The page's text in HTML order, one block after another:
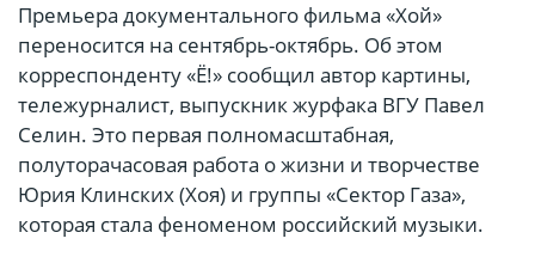
Премьера документального фильма «Хой»
переносится на сентябрь-октябрь. Об этом
корреспонденту «Ё!» сообщил автор картины,
тележурналист, выпускник журфака ВГУ Павел
Селин. Это первая полномасштабная,
полуторачасовая работа о жизни и творчестве
Юрия Клинских (Хоя) и группы «Сектор Газа»,
которая стала феноменом российский музыки.